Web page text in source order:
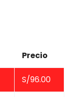
Precio
S/96.00